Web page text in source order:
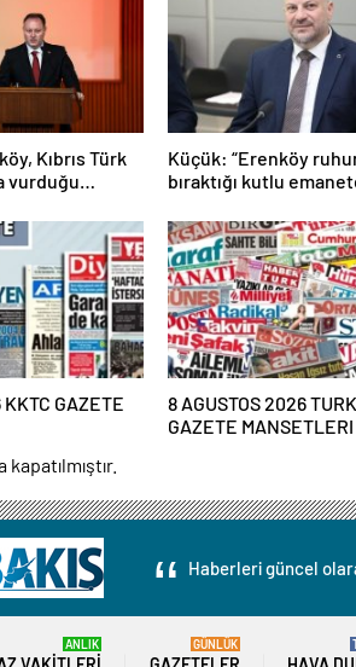
Kıbrıs Türk
vurduğu
Küçük: “Erenköy
bıraktığı kutlu
GAZETE
8 AGUSTOS 2026
GAZETE MANSETLERI
Haberleri güncel
ANLIK GÜNLÜK